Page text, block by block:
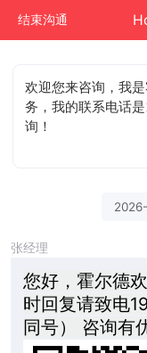
结束沟通
欢迎您来咨询 ，我
务，我的联系电话
询！
张经理
您好，霍尔德
时回复请致电
同号） 咨询有